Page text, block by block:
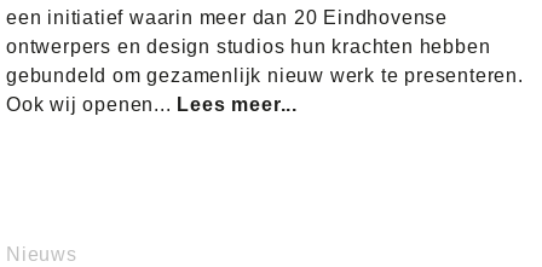
een initiatief waarin meer dan 20 Eindhovense
ontwerpers en design studios hun krachten hebben
gebundeld om gezamenlijk nieuw werk te presenteren.
Ook wij openen... Lees meer...
Nieuws